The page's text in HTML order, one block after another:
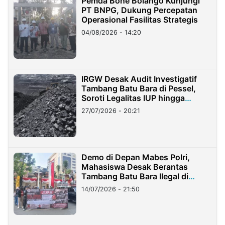
PT BNPG, Dukung Percepatan
Operasional Fasilitas Strategis
04/08/2026 - 14:20
IRGW Desak Audit Investigatif
Tambang Batu Bara di Pessel,
Soroti Legalitas IUP hingga
Stockpile
27/07/2026 - 20:21
Demo di Depan Mabes Polri,
Mahasiswa Desak Berantas
Tambang Batu Bara Ilegal di
Lampung
14/07/2026 - 21:50